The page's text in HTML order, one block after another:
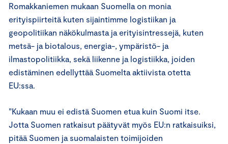
Romakkaniemen mukaan Suomella on monia
erityispiirteitä kuten sijaintimme logistiikan ja
geopolitiikan näkökulmasta ja erityisintressejä, kuten
metsä- ja biotalous, energia-, ympäristö- ja
ilmastopolitiikka, sekä liikenne ja logistiikka, joiden
edistäminen edellyttää Suomelta aktiivista otetta
EU:ssa.
”Kukaan muu ei edistä Suomen etua kuin Suomi itse.
Jotta Suomen ratkaisut päätyvät myös EU:n ratkaisuiksi,
pitää Suomen ja suomalaisten toimijoiden